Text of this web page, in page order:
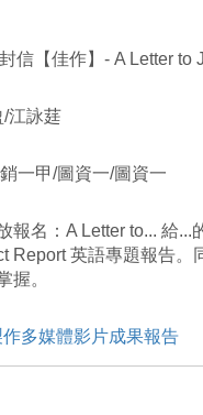
信【佳作】- A Letter to
/江詠莛
一甲/圖資一/圖資一
報名：A Letter to... 給
Report 英語專題報告
握。
多媒體影片成果報告